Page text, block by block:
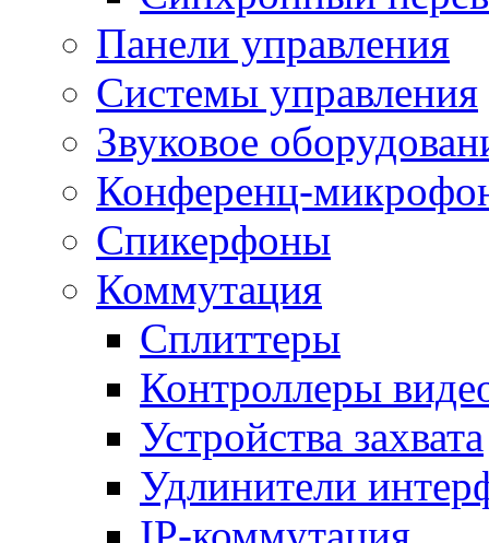
Панели управления
Системы управления
Звуковое
Конференц-
Спикерфоны
Коммутация
Сплиттеры
Контроллеры
Устройства захвата
Удлинители